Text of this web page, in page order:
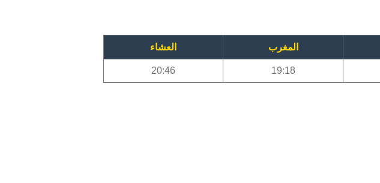
المغرب العشاء
19:18
20:46